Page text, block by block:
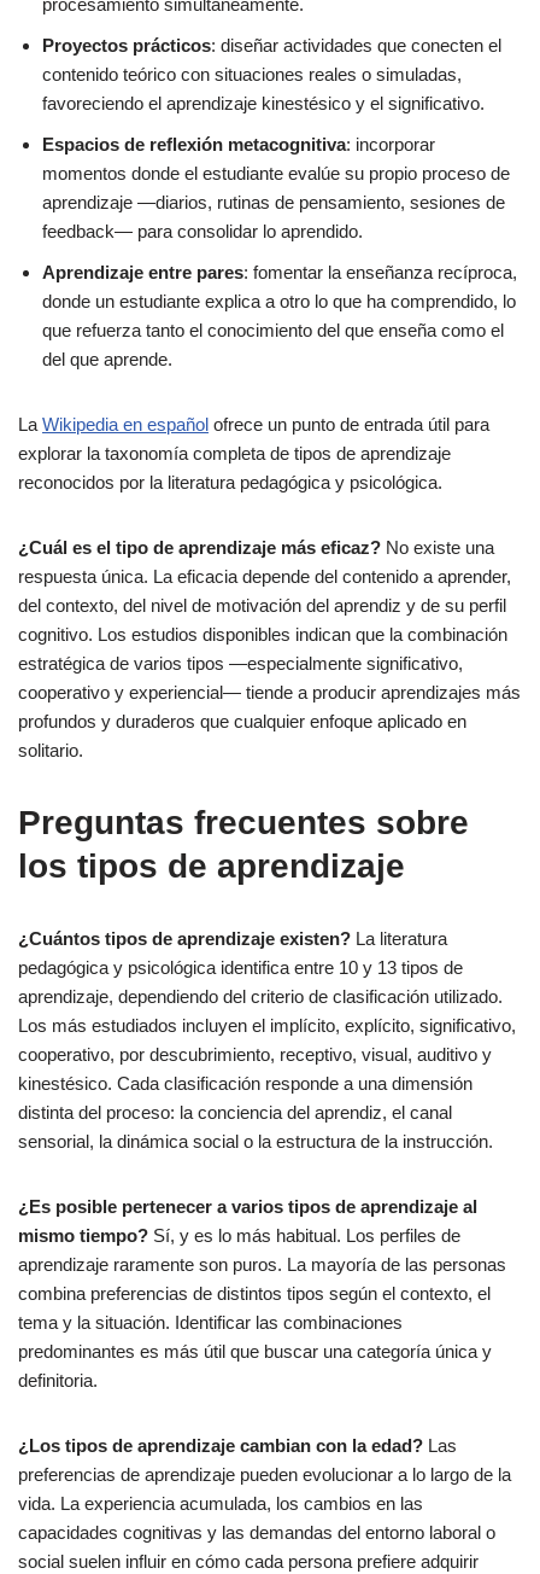
procesamiento simultáneamente.
Proyectos prácticos: diseñar actividades que conecten el
contenido teórico con situaciones reales o simuladas,
favoreciendo el aprendizaje kinestésico y el significativo.
Espacios de reflexión metacognitiva: incorporar
momentos donde el estudiante evalúe su propio proceso de
aprendizaje —diarios, rutinas de pensamiento, sesiones de
feedback— para consolidar lo aprendido.
Aprendizaje entre pares: fomentar la enseñanza recíproca,
donde un estudiante explica a otro lo que ha comprendido, lo
que refuerza tanto el conocimiento del que enseña como el
del que aprende.
La Wikipedia en español ofrece un punto de entrada útil para
explorar la taxonomía completa de tipos de aprendizaje
reconocidos por la literatura pedagógica y psicológica.
¿Cuál es el tipo de aprendizaje más eficaz? No existe una
respuesta única. La eficacia depende del contenido a aprender,
del contexto, del nivel de motivación del aprendiz y de su perfil
cognitivo. Los estudios disponibles indican que la combinación
estratégica de varios tipos —especialmente significativo,
cooperativo y experiencial— tiende a producir aprendizajes más
profundos y duraderos que cualquier enfoque aplicado en
solitario.
Preguntas frecuentes sobre
los tipos de aprendizaje
¿Cuántos tipos de aprendizaje existen? La literatura
pedagógica y psicológica identifica entre 10 y 13 tipos de
aprendizaje, dependiendo del criterio de clasificación utilizado.
Los más estudiados incluyen el implícito, explícito, significativo,
cooperativo, por descubrimiento, receptivo, visual, auditivo y
kinestésico. Cada clasificación responde a una dimensión
distinta del proceso: la conciencia del aprendiz, el canal
sensorial, la dinámica social o la estructura de la instrucción.
¿Es posible pertenecer a varios tipos de aprendizaje al
mismo tiempo? Sí, y es lo más habitual. Los perfiles de
aprendizaje raramente son puros. La mayoría de las personas
combina preferencias de distintos tipos según el contexto, el
tema y la situación. Identificar las combinaciones
predominantes es más útil que buscar una categoría única y
definitoria.
¿Los tipos de aprendizaje cambian con la edad? Las
preferencias de aprendizaje pueden evolucionar a lo largo de la
vida. La experiencia acumulada, los cambios en las
capacidades cognitivas y las demandas del entorno laboral o
social suelen influir en cómo cada persona prefiere adquirir